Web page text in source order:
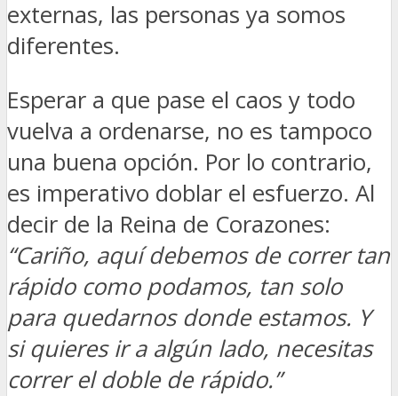
externas, las personas ya somos
diferentes.
Esperar a que pase el caos y todo
vuelva a ordenarse, no es tampoco
una buena opción. Por lo contrario,
es imperativo doblar el esfuerzo. Al
decir de la Reina de Corazones:
“Cariño, aquí debemos de correr tan
rápido como podamos, tan solo
para quedarnos donde estamos. Y
si quieres ir a algún lado, necesitas
correr el doble de rápido.”